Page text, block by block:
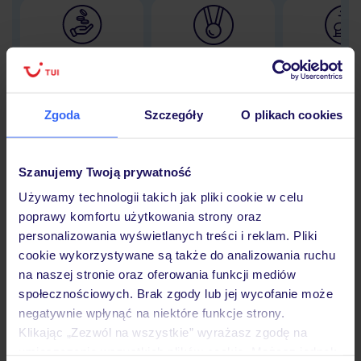
Zgoda Szczegóły O plikach cookies
Szanujemy Twoją prywatność
Używamy technologii takich jak pliki cookie w celu
poprawy komfortu użytkowania strony oraz
personalizowania wyświetlanych treści i reklam. Pliki
cookie wykorzystywane są także do analizowania ruchu
na naszej stronie oraz oferowania funkcji mediów
społecznościowych. Brak zgody lub jej wycofanie może
negatywnie wpłynąć na niektóre funkcje strony.
Klikając „Zezwól na wszystkie” wyrażasz zgodę na
Lider niskich cen
Największe biuro
30 lat w
Hotel
Opinie
Pokoje